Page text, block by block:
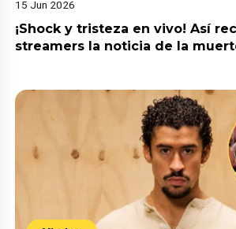
15 Jun 2026
¡Shock y tristeza en vivo! Así
streamers la noticia de la